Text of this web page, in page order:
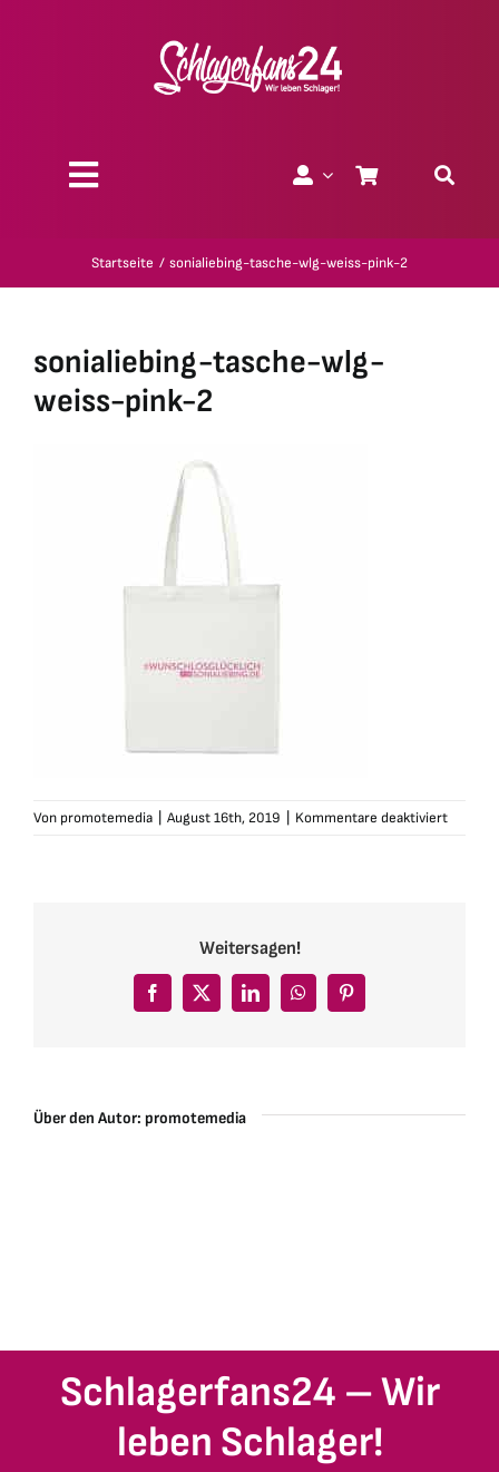
Toggle
Geschenk-Gutscheine
Startseite sonialiebing-tasche-wlg-weiss-pink-2
sonialiebing-tasche-wlg-
weiss-pink-2
Von promotemedia August 16th, 2019 Kommentare deaktiviertfür
Weitersagen!
Facebook
X LinkedInWhatsAppPinterest
Über den Autor: promotemedia
Schlagerfans24 – Wir
leben Schlager!